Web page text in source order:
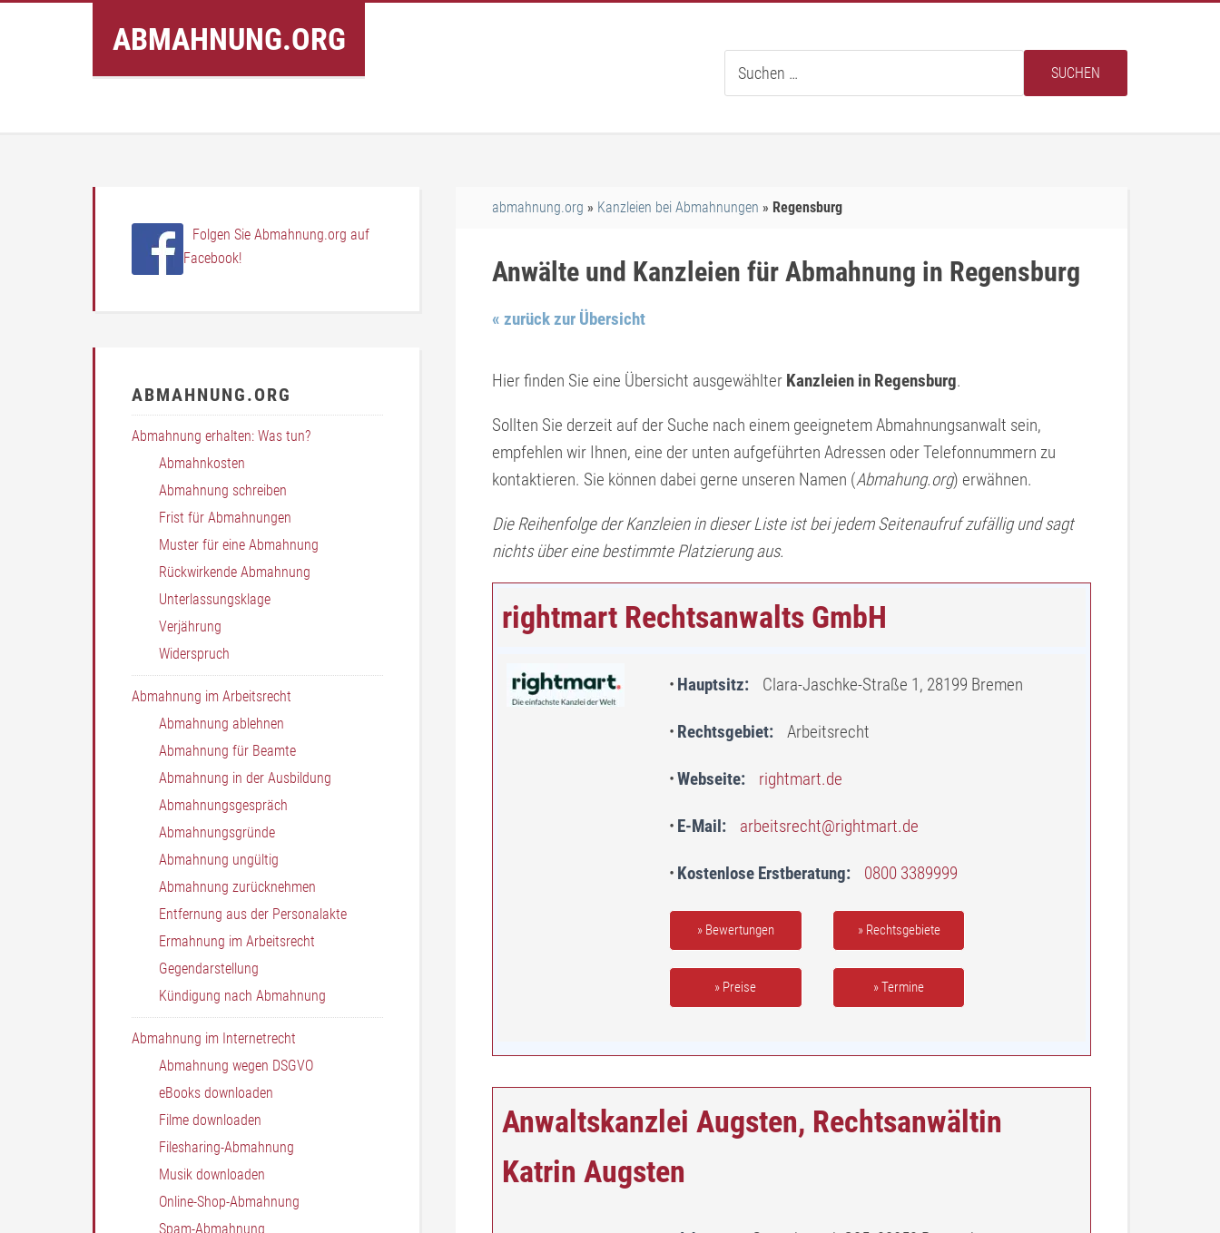
ABMAHNUNG.ORG
Suche
SUCHEN
abmahnung.org Kanzleien bei Abmahnungen Regensburg
Anwälte und Kanzleien für Abmahnung in Regensburg
« zurück zur Übersicht
Hier finden Sie eine Übersicht ausgewählter Kanzleien in Regensburg.
Sollten Sie derzeit auf der Suche nach einem geeignetem Abmahnungsanwalt sein,
empfehlen wir Ihnen, eine der unten aufgeführten Adressen oder Telefonnummern zu
kontaktieren. Sie können dabei gerne unseren Namen (Abmahung.org) erwähnen.
Die Reihenfolge der Kanzleien in dieser Liste ist bei jedem Seitenaufruf zufällig und sagt
nichts über eine bestimmte Platzierung aus.
rightmart Rechtsanwalts GmbH
Hauptsitz Clara-Jaschke-Straße 1, 28199 Bremen
Rechtsgebiet Arbeitsrecht
Webseite rightmart.de
E-Mail arbeitsrecht@rightmart.de
Kostenlose Erstberatung 0800 3389999
» Bewertungen » Rechtsgebiete
» Preise » Termine
Anwaltskanzlei Augsten, Rechtsanwältin
Katrin Augsten
Folgen Sie Abmahnung.org auf
Facebook!
ABMAHNUNG.ORG
Abmahnung erhalten: Was tun?
Abmahnkosten
Abmahnung schreiben
Frist für Abmahnungen
Muster für eine Abmahnung
Rückwirkende Abmahnung
Unterlassungsklage
Verjährung
Widerspruch
Abmahnung im Arbeitsrecht
Abmahnung ablehnen
Abmahnung für Beamte
Abmahnung in der Ausbildung
Abmahnungsgespräch
Abmahnungsgründe
Abmahnung ungültig
Abmahnung zurücknehmen
Entfernung aus der Personalakte
Ermahnung im Arbeitsrecht
Gegendarstellung
Kündigung nach Abmahnung
Abmahnung im Internetrecht
Abmahnung wegen DSGVO
eBooks downloaden
Filme downloaden
Filesharing-Abmahnung
Musik downloaden
Online-Shop-Abmahnung
Spam-Abmahnung